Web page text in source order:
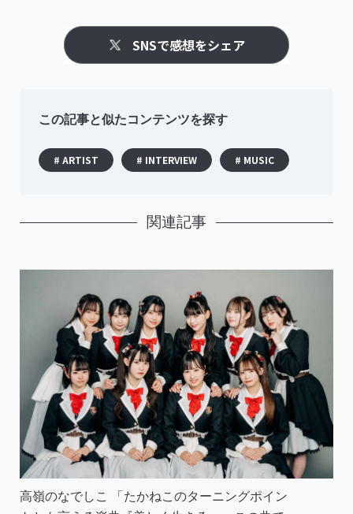
SNSで感想をシェア
この記事と似たコンテンツを探す
# ARTIST # INTERVIEW # MUSIC
関連記事
高嶺のなでしこ 「たかねこのターニングポイン